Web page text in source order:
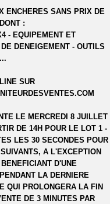
ENCHERES SANS PRIX DE
:
- EQUIPEMENT ET
DENEIGEMENT - OUTILS
SUR
LE MERCREDI 8 JUILLET
DE 14H POUR LE LOT 1 -
LES 30 SECONDES POUR
A L'EXCEPTION
D'UNE
LA DERNIERE
QUI PROLONGERA LA FIN
DE 3 MINUTES PAR